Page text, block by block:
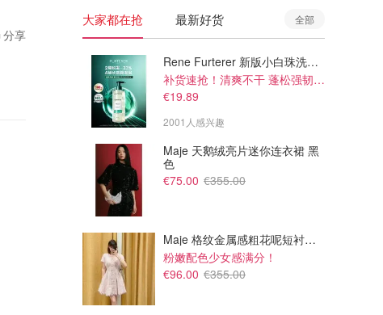
分享
大家都在抢 最新好货 全部
Rene Furterer 新版小白珠洗发水 500ml
补货速抢！清爽不干 蓬松强韧秀发
€19.89
2001人感兴趣
Maje 天鹅绒亮片迷你连衣裙 黑
色
€75.00 €355.00
Maje 格纹金属感粗花呢短衬衫裙
粉嫩配色少女感满分！
€96.00 €355.00